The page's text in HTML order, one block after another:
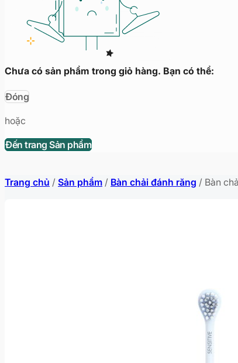
Chưa có sản phẩm trong giỏ hàng. Bạn có thể:
Đóng
hoặc
Đến trang Sản phẩm
Trang chủ / Sản phẩm / Bàn chải đánh răng / Bàn